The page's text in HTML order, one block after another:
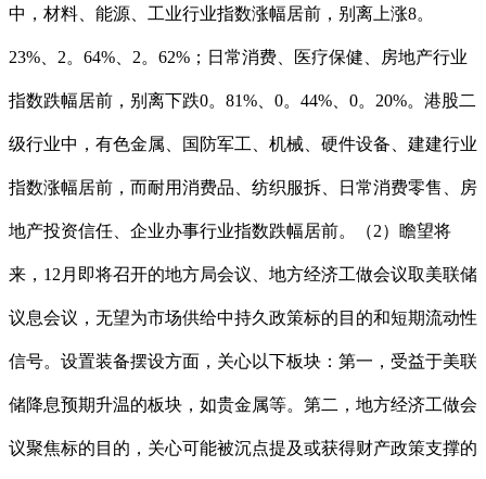
中，材料、能源、工业行业指数涨幅居前，别离上涨8。
23%、2。64%、2。62%；日常消费、医疗保健、房地产行业
指数跌幅居前，别离下跌0。81%、0。44%、0。20%。港股二
级行业中，有色金属、国防军工、机械、硬件设备、建建行业
指数涨幅居前，而耐用消费品、纺织服拆、日常消费零售、房
地产投资信任、企业办事行业指数跌幅居前。（2）瞻望将
来，12月即将召开的地方局会议、地方经济工做会议取美联储
议息会议，无望为市场供给中持久政策标的目的和短期流动性
信号。设置装备摆设方面，关心以下板块：第一，受益于美联
储降息预期升温的板块，如贵金属等。第二，地方经济工做会
议聚焦标的目的，关心可能被沉点提及或获得财产政策支撑的